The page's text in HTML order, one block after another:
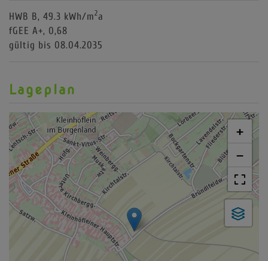
HWB B, 49.3 kWh/m2a
fGEE A+, 0,68
gültig bis 08.04.2035
Lageplan
+
−